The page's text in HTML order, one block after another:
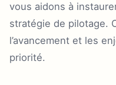
vous aidons à
stratégie de pilotage.
l’avancement et les
priorité.